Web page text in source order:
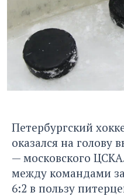
Петербургский
оказался на голову
— московского
между командами
6:2 в пользу